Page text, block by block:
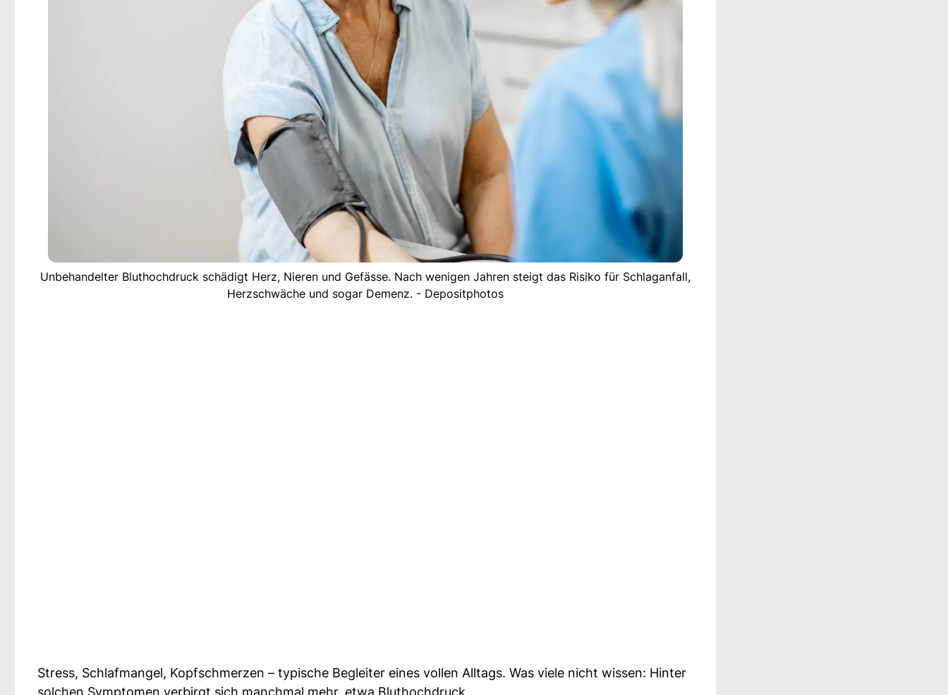
Unbehandelter Bluthochdruck schädigt Herz, Nieren und Gefässe. Nach wenigen Jahren steigt das Risiko für Schlaganfall,
Herzschwäche und sogar Demenz. - Depositphotos
Stress, Schlafmangel, Kopfschmerzen – typische Begleiter eines vollen Alltags. Was viele nicht wissen: Hinter
solchen Symptomen verbirgt sich manchmal mehr, etwa Bluthochdruck.